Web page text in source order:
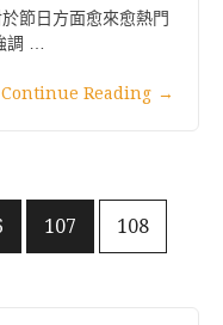
節日方面愈來愈熱門
調 …
Continue Reading →
107 108